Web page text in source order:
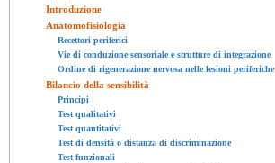
Introduzione
Anatomofisiologia
Recettori periferici
Vie di conduzione sensoriale e strutture di integrazione
Ordine di rigenerazione nervosa nelle lesioni periferiche
Bilancio della sensibilità
Principi
Test qualitativi
Test quantitativi
Test di densità o distanza di discriminazione
Test funzionali